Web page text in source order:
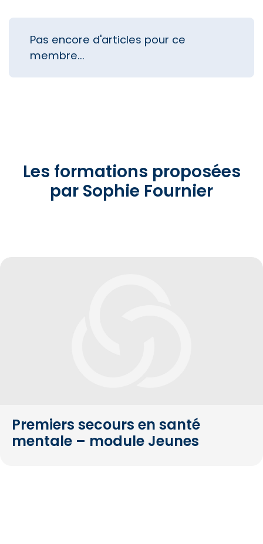
Pas encore d'articles pour ce
membre...
Les formations proposées
par Sophie Fournier
Premiers secours en santé
mentale – module Jeunes